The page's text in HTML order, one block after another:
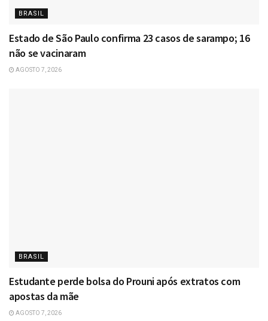
BRASIL
Estado de São Paulo confirma 23 casos de sarampo; 16
não se vacinaram
AGOSTO 7, 2026
BRASIL
Estudante perde bolsa do Prouni após extratos com
apostas da mãe
AGOSTO 7, 2026